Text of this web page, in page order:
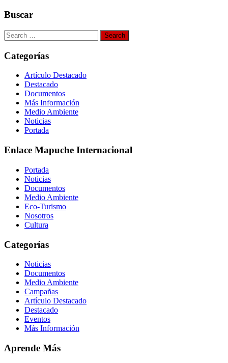
Buscar
Search
for:
Categorías
Artículo Destacado
Destacado
Documentos
Más Información
Medio Ambiente
Noticias
Portada
Enlace Mapuche Internacional
Portada
Noticias
Documentos
Medio Ambiente
Eco-Turismo
Nosotros
Cultura
Categorías
Noticias
Documentos
Medio Ambiente
Campañas
Artículo Destacado
Destacado
Eventos
Más Información
Aprende Más